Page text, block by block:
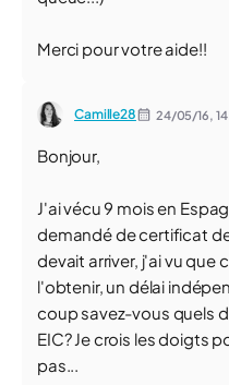
Merci pour votre aide!!
Camille28 24/05/16,
Bonjour,
J'ai vécu 9 mois en
demandé de certificat
devait arriver, j'ai vu que
l'obtenir, un délai
coup savez-vous quels
EIC? Je crois les doigts
pas...